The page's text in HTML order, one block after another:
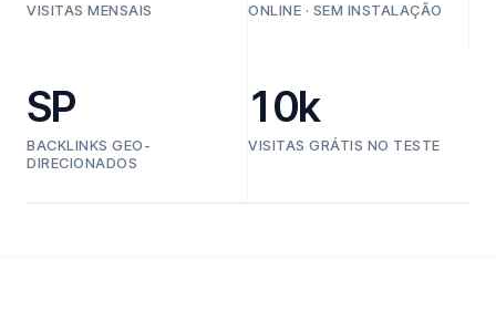
VISITAS MENSAIS ONLINE · SEM INSTALAÇÃO
SP
BACKLINKS GEO-
DIRECIONADOS
10k
VISITAS GRÁTIS NO TESTE